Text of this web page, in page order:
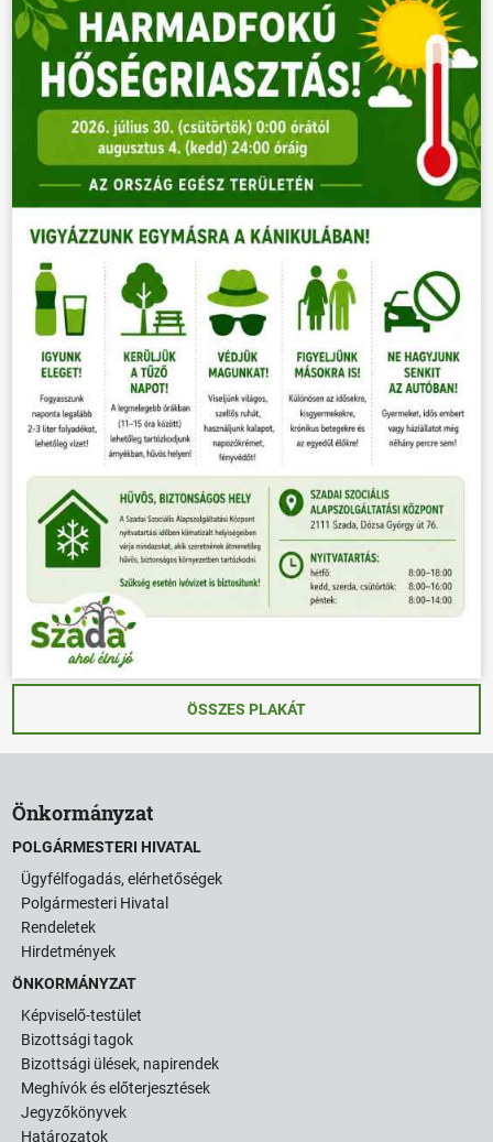
KÖZÖSSÉG
HÍREK
VÁLASZTÁSOK
ÖSSZES PLAKÁT
Önkormányzat
POLGÁRMESTERI HIVATAL
Ügyfélfogadás, elérhetőségek
Polgármesteri Hivatal
Rendeletek
Hirdetmények
ÖNKORMÁNYZAT
Képviselő-testület
Bizottsági tagok
Bizottsági ülések, napirendek
Meghívók és előterjesztések
Jegyzőkönyvek
Határozatok